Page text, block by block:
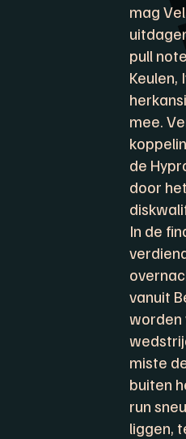
mag
pull
Keulen,
mee.
de
door
In de
vanuit
worden
miste
buiten
run
liggen,